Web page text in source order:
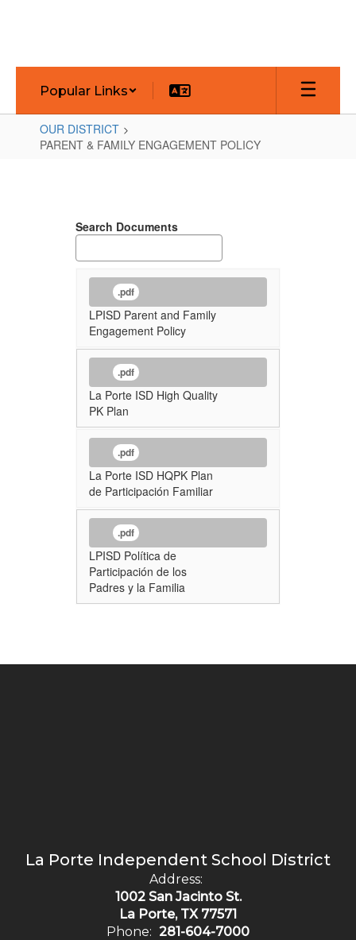
Popular Links
OUR DISTRICT
PARENT & FAMILY ENGAGEMENT POLICY
FAMILY
ENGAGEMENT
POLICY
Search Documents
.pdf
LPISD Parent and Family
Engagement Policy
.pdf
La Porte ISD High Quality
PK Plan
.pdf
La Porte ISD HQPK Plan
de Participación Familiar
.pdf
LPISD Política de
Participación de los
Padres y la Familia
La Porte Independent School District
Address:
1002 San Jacinto St.
La Porte, TX 77571
Phone: 281-604-7000